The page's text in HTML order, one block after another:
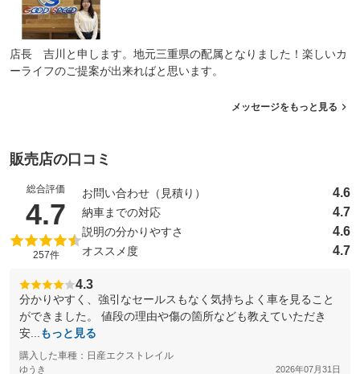
店長 吉川と申します。地元三重県の配属となりました！楽しいカ
ーライフのご提案が出来ればと思います。
メッセージをもっと見る
販売店の口コミ
総合評価
4.7 （5点満点中）
257件
お問い合わせ（見積り） 4.6
納車までの対応 4.7
説明の分かりやすさ 4.6
オススメ度 4.7
4.3
分かりやすく、強引なセールスもなく気持ちよく車を見ること
ができました。 値段の理由や傷の箇所なども教えていただき
安...
もっと見る
購入した車種：日産エクストレイル
ゆうき 2026年07月31日